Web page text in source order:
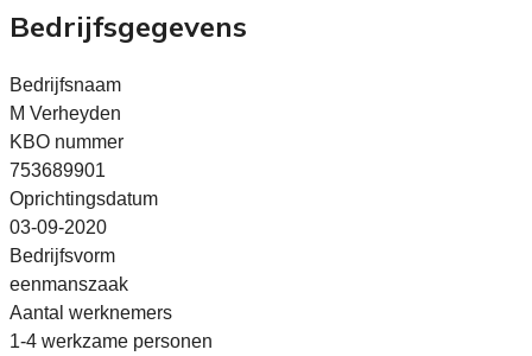
Bedrijfsgegevens
Bedrijfsnaam
M Verheyden
KBO nummer
753689901
Oprichtingsdatum
03-09-2020
Bedrijfsvorm
eenmanszaak
Aantal werknemers
1-4 werkzame personen